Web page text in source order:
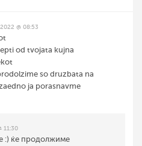
@ 08:53
od tvojata kujna
so druzbata na
ja porasnavme
11:30
:) ќе продолжиме